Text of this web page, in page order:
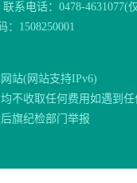
联系电话：0478-4631077(
：1508250001
站(网站支持IPv6)
不收取任何费用如遇到
旗纪检部门举报